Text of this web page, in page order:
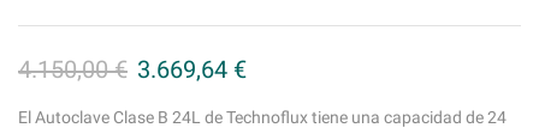
4.150,00€ 3.669,64 €
El Autoclave Clase B 24L de Technoflux tiene una capacidad de 24